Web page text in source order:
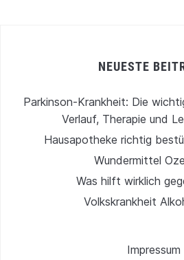
NEUESTE
Parkinson-Krankheit: Die
Verlauf, Therapie und
Hausapotheke richtig
Wundermittel
Was hilft wirklich
Volkskrankheit
Impressum